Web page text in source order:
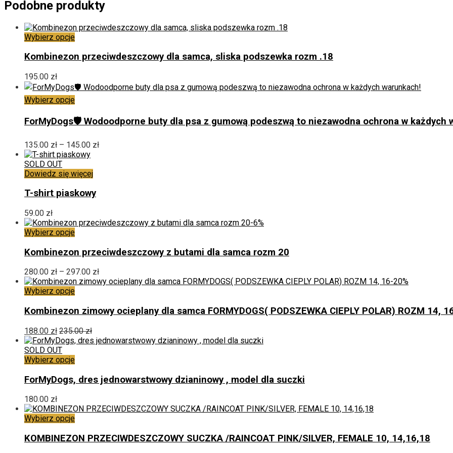
Podobne produkty
Wybierz opcjeTen
ma
Opcje
można
wybrać
stronie
Kombinezon przeciwdeszczowy dla samca, sliska podszewka rozm .18
195.00 zł
Wybierz opcjeTen
ma
wiele
Opcje
można
wybrać
na
produktu
ForMyDogs🛡️ Wodoodporne buty dla psa z gumową podeszwą to niezawodna ochrona w każdych
135.00 zł – 145.00 złZakres
SOLD OUT
Dowiedz się więcej
T-shirt piaskowy
59.00 zł
-6%
Wybierz opcjeTen
ma
wiele
wariantów.
Opcje
można
wybrać
na
stronie
produktu
Kombinezon przeciwdeszczowy z butami dla samca rozm 20
280.00 zł – 297.00 złZakres
cen:
do
-20%
Wybierz opcjeTen
ma
wariantów.
Opcje
wybrać
na
stronie
produktu
Kombinezon zimowy ocieplany dla samca FORMYDOGS( PODSZEWKA CIEPLY POLAR) ROZM 14,
188.00 zł 235.00zł
SOLD OUT
Wybierz opcjeTen
ma
Opcje
można
wybrać
na
stronie
ForMyDogs, dres jednowarstwowy dzianinowy , model dla suczki
180.00 zł
Wybierz opcjeTen
ma
KOMBINEZON PRZECIWDESZCZOWY SUCZKA /RAINCOAT PINK/SILVER, FEMALE 10, 14,16,18